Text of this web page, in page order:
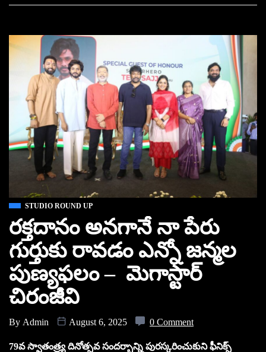
STUDIO ROUND UP
రక్తదానం అనగానే నా పేరు
గుర్తుకు రావడం ఎన్నో జన్మల
పుణ్యఫలం – మెగాస్టార్
చిరంజీవి
By Admin August 6, 2025 0 Comment
79వ స్వాతంత్ర్య దినోత్సవ సందర్భాన్ని పురస్కరించుకుని ఫీనిక్స్